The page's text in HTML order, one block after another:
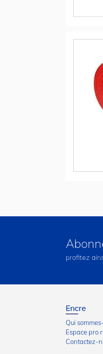
profitez
Encre
Qui
Espace pro
Contactez-